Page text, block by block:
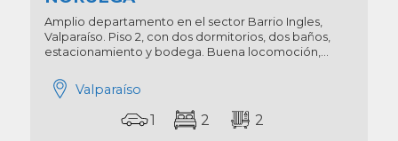
Amplio departamento en el sector Barrio Ingles,
Valparaíso. Piso 2, con dos dormitorios, dos baños,
estacionamiento y bodega. Buena locomoción,...
Valparaíso
1 2 2